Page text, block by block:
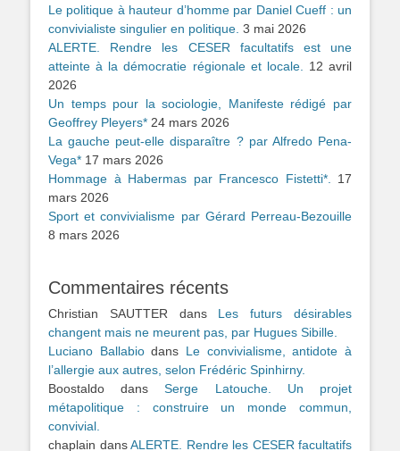
Le politique à hauteur d’homme par Daniel Cueff : un
convivialiste singulier en politique. 3 mai 2026
ALERTE. Rendre les CESER facultatifs est une
atteinte à la démocratie régionale et locale. 12 avril
2026
Un temps pour la sociologie, Manifeste rédigé par
Geoffrey Pleyers* 24 mars 2026
La gauche peut-elle disparaître ? par Alfredo Pena-
Vega* 17 mars 2026
Hommage à Habermas par Francesco Fistetti*. 17
mars 2026
Sport et convivialisme par Gérard Perreau-Bezouille
8 mars 2026
Commentaires récents
Christian SAUTTERdans Les futurs désirables
changent mais ne meurent pas, par Hugues Sibille.
Luciano Ballabiodans Le convivialisme, antidote à
l’allergie aux autres, selon Frédéric Spinhirny.
Boostaldo dansSerge Latouche. Un projet
métapolitique : construire un monde commun,
convivial.
chaplain dansALERTE. Rendre les CESER facultatifs